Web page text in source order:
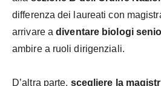
differenza dei laureati con
arrivare adiventare biologi
ambire a ruoli dirigenziali.
D’altra parte, scegliere la